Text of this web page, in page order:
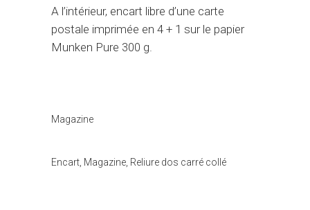
A l’intérieur, encart libre d’une carte
postale imprimée en 4 + 1 sur le papier
Munken Pure 300 g.
Magazine
Encart, Magazine, Reliure dos carré collé